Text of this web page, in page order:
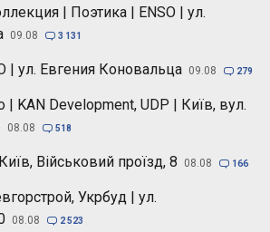
| Поэтика | ENSO | ул.
09.08  3 131
| ул. Евгения Коновальца 09.08  279
KAN Development, UDP | Київ, вул.
08.08  518
Військовий проїзд, 8 08.08  166
Укрбуд | ул.
08.08  2 523